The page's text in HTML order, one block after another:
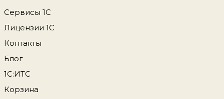
Сервисы 1С
Лицензии 1С
Контакты
Блог
1С:ИТС
Корзина